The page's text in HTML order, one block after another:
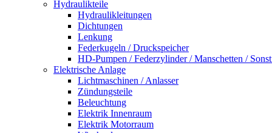
Hydraulikteile
Hydraulikleitungen
Dichtungen
Lenkung
Federkugeln / Druckspeicher
HD-Pumpen / Federzylinder / Manschetten /
Elektrische Anlage
Lichtmaschinen / Anlasser
Zündungsteile
Beleuchtung
Elektrik Innenraum
Elektrik Motorraum